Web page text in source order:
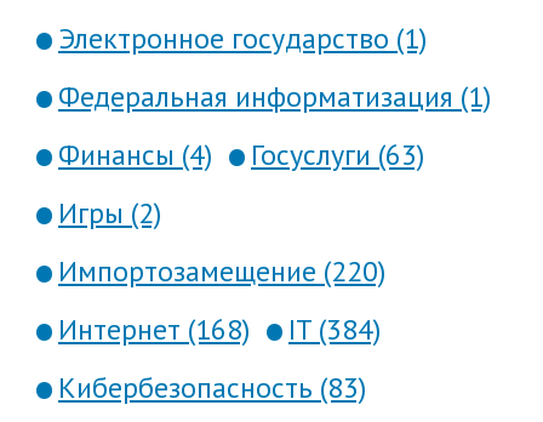
Электронное государство (1)
Федеральная информатизация (1)
Финансы (4)
Госуслуги (63)
Игры (2)
Импортозамещение (220)
Интернет (168)
IT (384)
Кибербезопасность (83)